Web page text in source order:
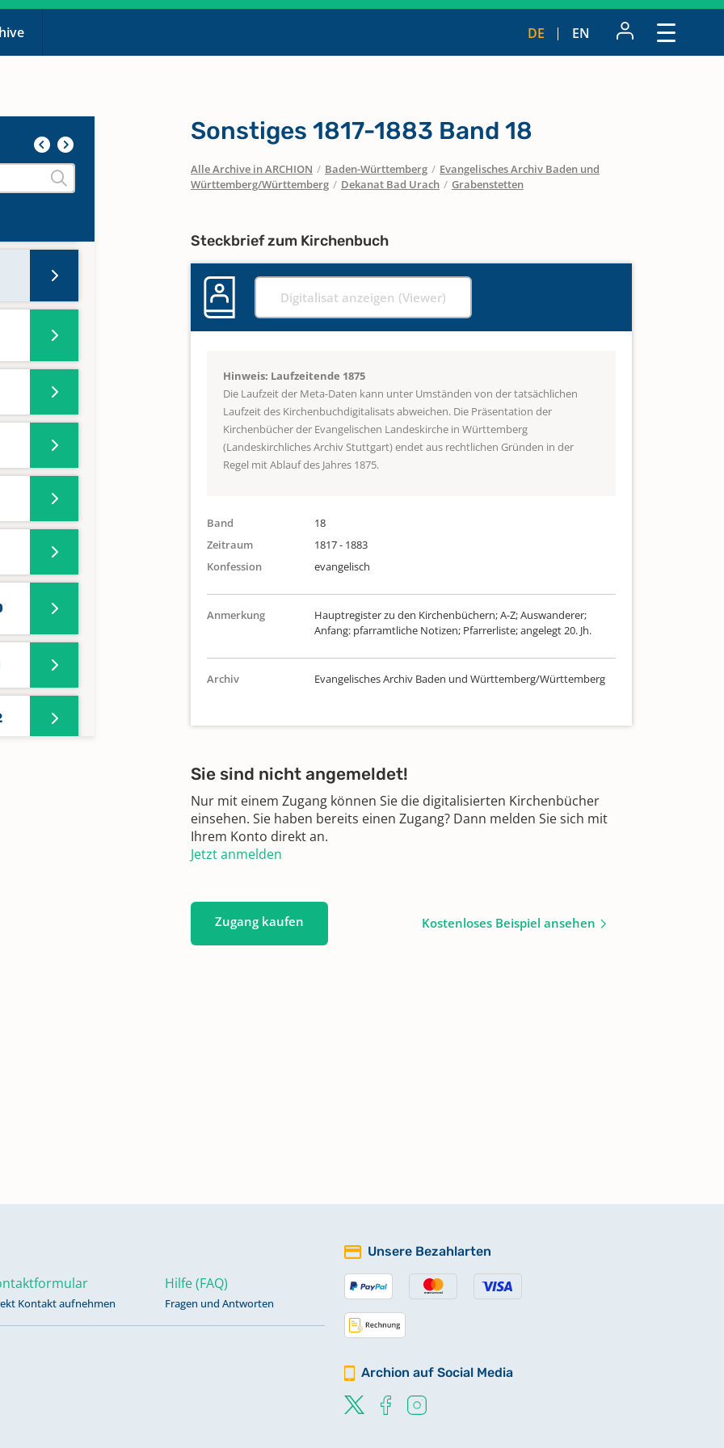
DE EN
Sonstiges 1817-1883 Band 18
Alle Archive in ARCHION / Baden-Württemberg / Evangelisches Archiv Baden und
Württemberg/Württemberg / Dekanat Bad Urach / Grabenstetten
Steckbrief zum Kirchenbuch
Digitalisat anzeigen (Viewer)
Hinweis: Laufzeitende 1875
Die Laufzeit der Meta-Daten kann unter Umständen von der tatsächlichen
Laufzeit des Kirchenbuchdigitalisats abweichen. Die Präsentation der
Kirchenbücher der Evangelischen Landeskirche in Württemberg
(Landeskirchliches Archiv Stuttgart) endet aus rechtlichen Gründen in der
Regel mit Ablauf des Jahres 1875.
Band
18
Zeitraum
1817 - 1883
Konfession
evangelisch
Anmerkung
Hauptregister zu den Kirchenbüchern; A-Z; Auswanderer;
Anfang: pfarramtliche Notizen; Pfarrerliste; angelegt 20. Jh.
Archiv Evangelisches Archiv Baden und Württemberg/Württemberg
Sie sind nicht angemeldet!
Nur mit einem Zugang können Sie die digitalisierten Kirchenbücher
einsehen. Sie haben bereits einen Zugang? Dann melden Sie sich mit
Ihrem Konto direkt an.
Jetzt anmelden
Zugang kaufen Kostenloses Beispiel ansehen
Kontakt aufnehmen
Hilfe (FAQ)
Fragen und Antworten
Unsere Bezahlarten
Archion auf Social Media